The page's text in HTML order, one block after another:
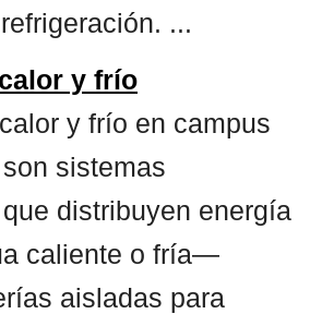
...
y frío
y frío en campus
sistemas
distribuyen energía
caliente o fría—
aisladas para